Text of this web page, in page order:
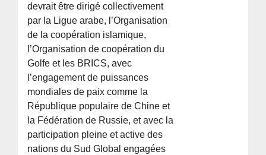
devrait être dirigé collectivement
par la Ligue arabe, l’Organisation
de la coopération islamique,
l’Organisation de coopération du
Golfe et les BRICS, avec
l’engagement de puissances
mondiales de paix comme la
République populaire de Chine et
la Fédération de Russie, et avec la
participation pleine et active des
nations du Sud Global engagées